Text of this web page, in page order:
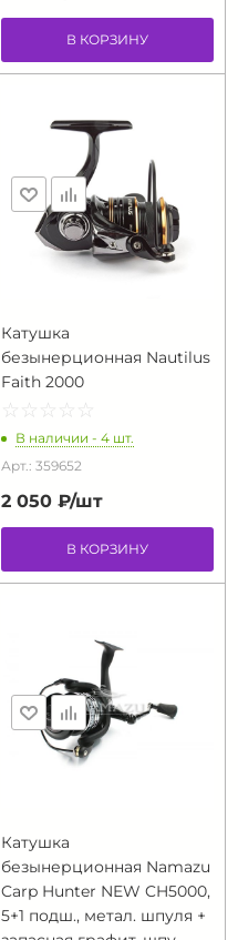
В КОРЗИНУ
Катушка
безынерционная Nautilus
Faith 2000
☆ ☆ ☆ ☆ ☆
★ ★ ★ ★ ★
В наличии - 4 шт.
Арт.: 359652
2 050 ₽/шт
В КОРЗИНУ
Катушка
безынерционная Namazu
Carp Hunter NEW CH5000,
5+1 подш., метал. шпуля +